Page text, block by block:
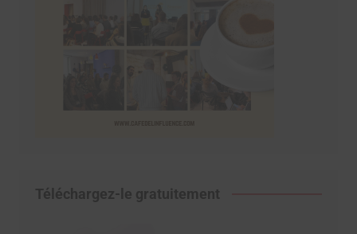
Téléchargez-le gratuitement